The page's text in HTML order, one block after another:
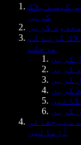
کیسے بلاک
کریں
کریں
کرنے کے
مرحلے
کریں
کریں
کریں
کریں
کریں
سپیچفائی
آزمائیں